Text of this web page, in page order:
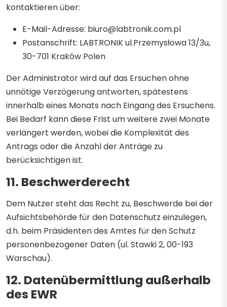
kontaktieren über:
E-Mail-Adresse: biuro@labtronik.com.pl
Postanschrift: LABTRONIK ul.Przemysłowa 13/3u,
30-701 Kraków Polen
Der Administrator wird auf das Ersuchen ohne
unnötige Verzögerung antworten, spätestens
innerhalb eines Monats nach Eingang des Ersuchens.
Bei Bedarf kann diese Frist um weitere zwei Monate
verlängert werden, wobei die Komplexität des
Antrags oder die Anzahl der Anträge zu
berücksichtigen ist.
11. Beschwerderecht
Dem Nutzer steht das Recht zu, Beschwerde bei der
Aufsichtsbehörde für den Datenschutz einzulegen,
d.h. beim Präsidenten des Amtes für den Schutz
personenbezogener Daten (ul. Stawki 2, 00-193
Warschau).
12. Datenübermittlung außerhalb
des EWR